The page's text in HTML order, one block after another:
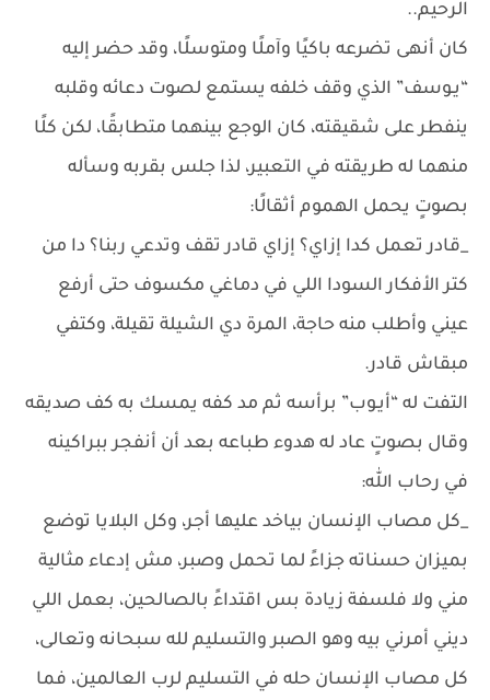
الرحيم..
كان أنهى تضرعه باكيًا وآملًا ومتوسلًا، وقد حضر إليه
“يـوسف” الذي وقف خلفه يستمع لصوت دعائه وقلبه
ينفطر على شقيقته، كان الوجع بينهما متطابقًا، لكن كلًا
منهما له طريقته في التعبير، لذا جلس بقربه وسأله
بصوتٍ يحمل الهموم أثقالًا:
_قادر تعمل كدا إزاي؟ إزاي قادر تقف وتدعي ربنا؟ دا من
كتر الأفكار السودا اللي في دماغي مكسوف حتى أرفع
عيني وأطلب منه حاجة، المرة دي الشيلة تقيلة، وكتفي
مبقاش قادر.
التفت له “أيـوب” برأسه ثم مد كفه يمسك به كف صديقه
وقال بصوتٍ عاد له هدوء طباعه بعد أن أنفجر ببراكينه
في رحاب الله:
_كل مصاب الإنسان بياخد عليها أجر، وكل البلايا توضع
بميزان حسناته جزاءً لما تحمل وصبر، مش إدعاء مثالية
مني ولا فلسفة زيادة بس اقتداءً بالصالحين، بعمل اللي
ديني أمرني بيه وهو الصبر والتسليم لله سبحانه وتعالى،
كل مصاب الإنسان حله في التسليم لرب العالمين، فما